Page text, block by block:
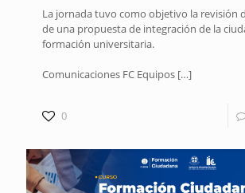
La jornada tuvo como objetivo la revisión
de una propuesta de integración de la
formación universitaria.
Comunicaciones FC Equipos […]
0